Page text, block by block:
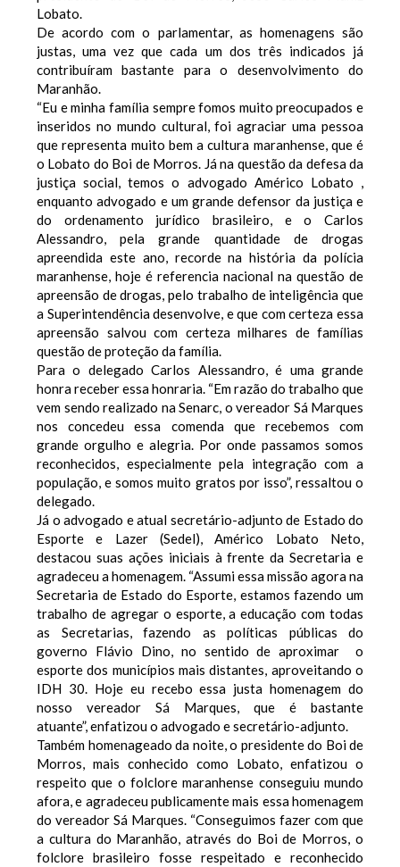
Lobato.
De acordo com o parlamentar, as homenagens são
justas, uma vez que cada um dos três indicados já
contribuíram bastante para o desenvolvimento do
Maranhão.
“Eu e minha família sempre fomos muito preocupados e
inseridos no mundo cultural, foi agraciar uma pessoa
que representa muito bem a cultura maranhense, que é
o Lobato do Boi de Morros. Já na questão da defesa da
justiça social, temos o advogado Américo Lobato ,
enquanto advogado e um grande defensor da justiça e
do ordenamento jurídico brasileiro, e o Carlos
Alessandro, pela grande quantidade de drogas
apreendida este ano, recorde na história da polícia
maranhense, hoje é referencia nacional na questão de
apreensão de drogas, pelo trabalho de inteligência que
a Superintendência desenvolve, e que com certeza essa
apreensão salvou com certeza milhares de famílias
questão de proteção da família.
Para o delegado Carlos Alessandro, é uma grande
honra receber essa honraria. “Em razão do trabalho que
vem sendo realizado na Senarc, o vereador Sá Marques
nos concedeu essa comenda que recebemos com
grande orgulho e alegria. Por onde passamos somos
reconhecidos, especialmente pela integração com a
população, e somos muito gratos por isso”, ressaltou o
delegado.
Já o advogado e atual secretário-adjunto de Estado do
Esporte e Lazer (Sedel), Américo Lobato Neto,
destacou suas ações iniciais à frente da Secretaria e
agradeceu a homenagem. “Assumi essa missão agora na
Secretaria de Estado do Esporte, estamos fazendo um
trabalho de agregar o esporte, a educação com todas
as Secretarias, fazendo as políticas públicas do
governo Flávio Dino, no sentido de aproximar o
esporte dos municípios mais distantes, aproveitando o
IDH 30. Hoje eu recebo essa justa homenagem do
nosso vereador Sá Marques, que é bastante
atuante”, enfatizou o advogado e secretário-adjunto.
Também homenageado da noite, o presidente do Boi de
Morros, mais conhecido como Lobato, enfatizou o
respeito que o folclore maranhense conseguiu mundo
afora, e agradeceu publicamente mais essa homenagem
do vereador Sá Marques. “Conseguimos fazer com que
a cultura do Maranhão, através do Boi de Morros, o
folclore brasileiro fosse respeitado e reconhecido